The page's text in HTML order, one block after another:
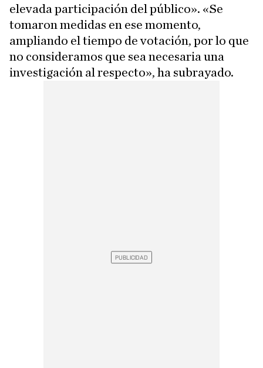
elevada participación del público». «Se
tomaron medidas en ese momento,
ampliando el tiempo de votación, por lo que
no consideramos que sea necesaria una
investigación al respecto», ha subrayado.